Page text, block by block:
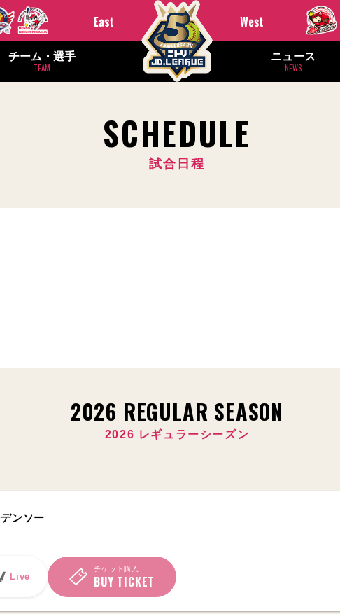
チーム・選手
TEAM
ニュース
NEWS
SCHEDULE
試合日程
2026 REGULAR SEASON
2026 レギュラーシーズン
デンソー
Live
チケット購入
BUY TICKET